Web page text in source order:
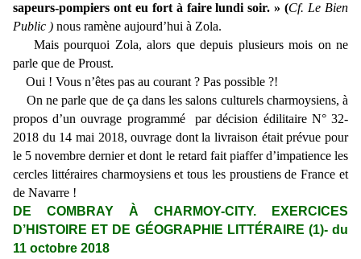
sapeurs-pompiers ont eu fort à faire lundi soir. » (Cf. Le Bien
Public ) nous ramène aujourd’hui à Zola.
Mais pourquoi Zola, alors que depuis plusieurs mois on ne
parle que de Proust.
Oui ! Vous n’êtes pas au courant ? Pas possible ?!
On ne parle que de ça dans les salons culturels charmoysiens, à
propos d’un ouvrage programmé par décision édilitaire N° 32-
2018 du 14 mai 2018, ouvrage dont la livraison était prévue pour
le 5 novembre dernier et dont le retard fait piaffer d’impatience les
cercles littéraires charmoysiens et tous les proustiens de France et
de Navarre !
DE COMBRAY À CHARMOY-CITY. EXERCICES
D’HISTOIRE ET DE GÉOGRAPHIE LITTÉRAIRE (1)- du
11 octobre 2018